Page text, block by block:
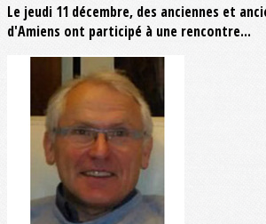
Le jeudi 11 décembre, des anciennes et
d'Amiens ont participé à une rencontre...